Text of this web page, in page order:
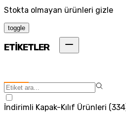
Stokta olmayan ürünleri gizle
toggle
ETİKETLER
İndirimli Kapak-Kılıf Ürünleri (334